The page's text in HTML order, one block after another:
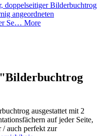
doppelseitiger Bilderbuchtrog
angeordneten
Se… More
ausgestattet mit 2
auf jeder Seite,
/ auch perfekt zur